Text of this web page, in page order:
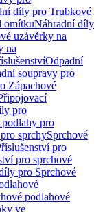
díly pro Trubkové
omítkuNáhradní díly
uzávěrky na
na
Odpadní
soupravy pro
Zápachové
pro
pro
sprchySprchové
pro
pro sprchové
pro Sprchové
podlahové
ve